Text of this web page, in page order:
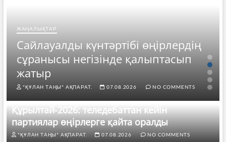
ЖАҢАЛЫҚТАР
Сайлауалды күнтәртібі өңірлердің
сұранысы негізінде қалыптасып
жатыр
"ҚҰЛАН ТАҢЫ" АҚПАРАТ. 07.08.2026 NO COMMENTS
Құрылтай-2026: теледебаттан кейін
партиялар өңірлерге қайта оралды
"ҚҰЛАН ТАҢЫ" АҚПАРАТ. 07.08.2026 NO COMMENTS